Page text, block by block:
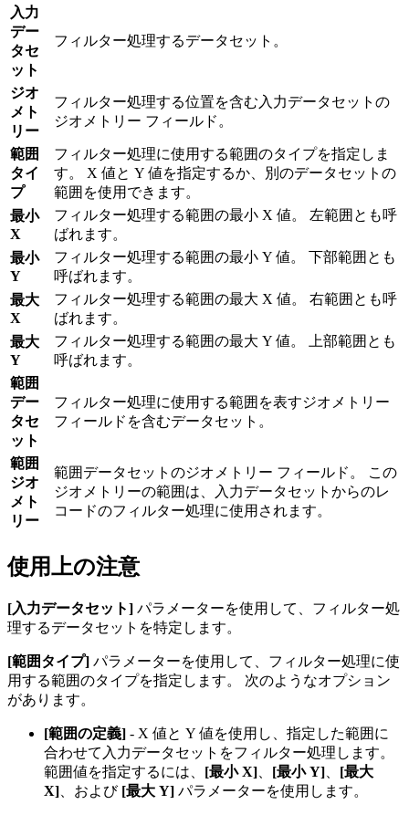
入力
デー
タセ
ット
フィルター処理するデータセット。
ジオ
メト
リー
フィルター処理する位置を含む入力データセットの
ジオメトリー フィールド。
範囲
タイ
プ
フィルター処理に使用する範囲のタイプを指定しま
す。 X 値と Y 値を指定するか、別のデータセットの
範囲を使用できます。
最小
X
フィルター処理する範囲の最小 X 値。 左範囲とも呼
ばれます。
最小
Y
フィルター処理する範囲の最小 Y 値。 下部範囲とも
呼ばれます。
最大
X
フィルター処理する範囲の最大 X 値。 右範囲とも呼
ばれます。
最大
Y
フィルター処理する範囲の最大 Y 値。 上部範囲とも
呼ばれます。
範囲
デー
タセ
ット
フィルター処理に使用する範囲を表すジオメトリー
フィールドを含むデータセット。
範囲
ジオ
メト
リー
範囲データセットのジオメトリー フィールド。 この
ジオメトリーの範囲は、入力データセットからのレ
コードのフィルター処理に使用されます。
使用上の注意
[入力データセット] パラメーターを使用して、フィルター処
理するデータセットを特定します。
[範囲タイプ] パラメーターを使用して、フィルター処理に使
用する範囲のタイプを指定します。 次のようなオプション
があります。
[範囲の定義] - X 値と Y 値を使用し、指定した範囲に
合わせて入力データセットをフィルター処理します。
範囲値を指定するには、 [最小 X] [最小 Y]
[最大
X] 、および [最大 Y] パラメーターを使用します。